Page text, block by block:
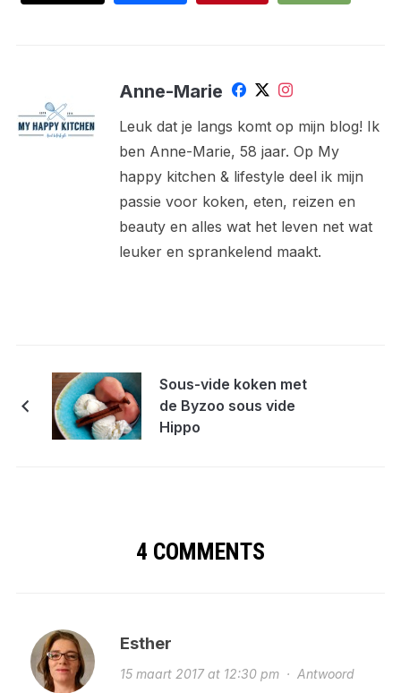
Anne-Marie
Leuk dat je langs komt op mijn blog! Ik
ben Anne-Marie, 58 jaar. Op My
happy kitchen & lifestyle deel ik mijn
passie voor koken, eten, reizen en
beauty en alles wat het leven net wat
leuker en sprankelend maakt.
Sous-vide koken met
de Byzoo sous vide
Hippo
4 COMMENTS
Esther
15 maart 2017 at 12:30 pm· Antwoord